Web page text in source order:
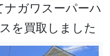
ナガワスーパーハ
を買取しました